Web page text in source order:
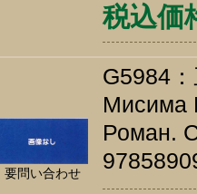
税込価
要問い合わせ
G5984
Мисима
Роман.